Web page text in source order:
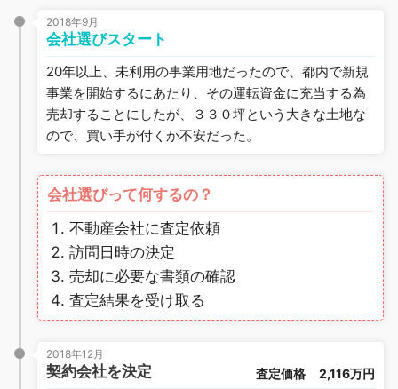
2018年9月
会社選びスタート
20年以上、未利用の事業用地だったので、都内で新規
事業を開始するにあたり、その運転資金に充当する為
売却することにしたが、３３０坪という大きな土地な
ので、買い手が付くか不安だった。
会社選びって何するの？
不動産会社に査定依頼
訪問日時の決定
売却に必要な書類の確認
査定結果を受け取る
2018年12月
契約会社を決定 査定価格 2,116万円